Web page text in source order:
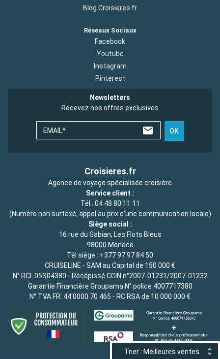
Trier : Meilleures ventes
Blog Croisieres.fr
Réseaux Sociaux
Facebook
Youtube
Instagram
Pinterest
Newsletters
Recevez nos offres exclusives
EMAIL* OK
Croisieres.fr
Agence de voyage spécialisée croisière
Service client :
Tél : 04 48 80 11 11
(Numéro non surtaxé, appel au prix d'une communication locale)
Siège social :
16 rue du Gabian, Les Flots Bleus
98000 Monaco
Tél siège : +377 97 97 84 50
CRUISELINE - SAM au Capital de 150 000 €
N° RCI: 05S04380 - Récépissé CCIN n°2007-01231/2007-01232
Garantie Financière Groupama N° police 4007717380
N° TVA FR. 44 0000 70 465 - RC RSA de 10 000 000 €